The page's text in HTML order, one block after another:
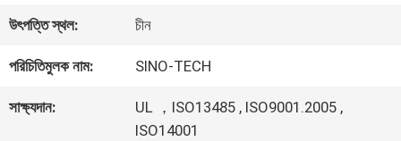
ভিডিও
আমাদের
সম্বন্ধে
উৎপত্তি স্থল: চীন
পরিচিতিমুলক নাম: SINO-TECH
সাক্ষ্যদান:
UL ，ISO13485 , ISO9001.2005 ,
ISO14001